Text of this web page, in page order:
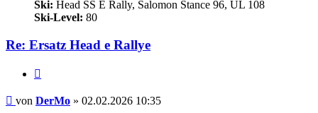
Ski: Head SS E Rally, Salomon Stance 96, UL 108
Ski-Level: 80
Re: Ersatz Head e Rallye
Beitrag
von DerMo » 02.02.2026 10:35